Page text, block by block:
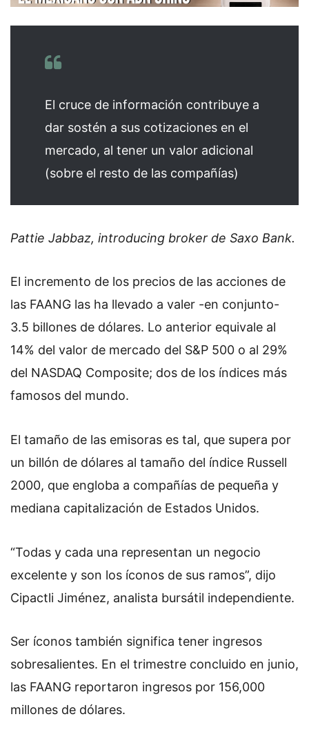
El cruce de información contribuye a
dar sostén a sus cotizaciones en el
mercado, al tener un valor adicional
(sobre el resto de las compañías)
Pattie Jabbaz, introducing broker de Saxo Bank.
El incremento de los precios de las acciones de
las FAANG las ha llevado a valer -en conjunto-
3.5 billones de dólares. Lo anterior equivale al
14% del valor de mercado del S&P 500 o al 29%
del NASDAQ Composite; dos de los índices más
famosos del mundo.
El tamaño de las emisoras es tal, que supera por
un billón de dólares al tamaño del índice Russell
2000, que engloba a compañías de pequeña y
mediana capitalización de Estados Unidos.
“Todas y cada una representan un negocio
excelente y son los íconos de sus ramos”, dijo
Cipactli Jiménez, analista bursátil independiente.
Ser íconos también significa tener ingresos
sobresalientes. En el trimestre concluido en junio,
las FAANG reportaron ingresos por 156,000
millones de dólares.